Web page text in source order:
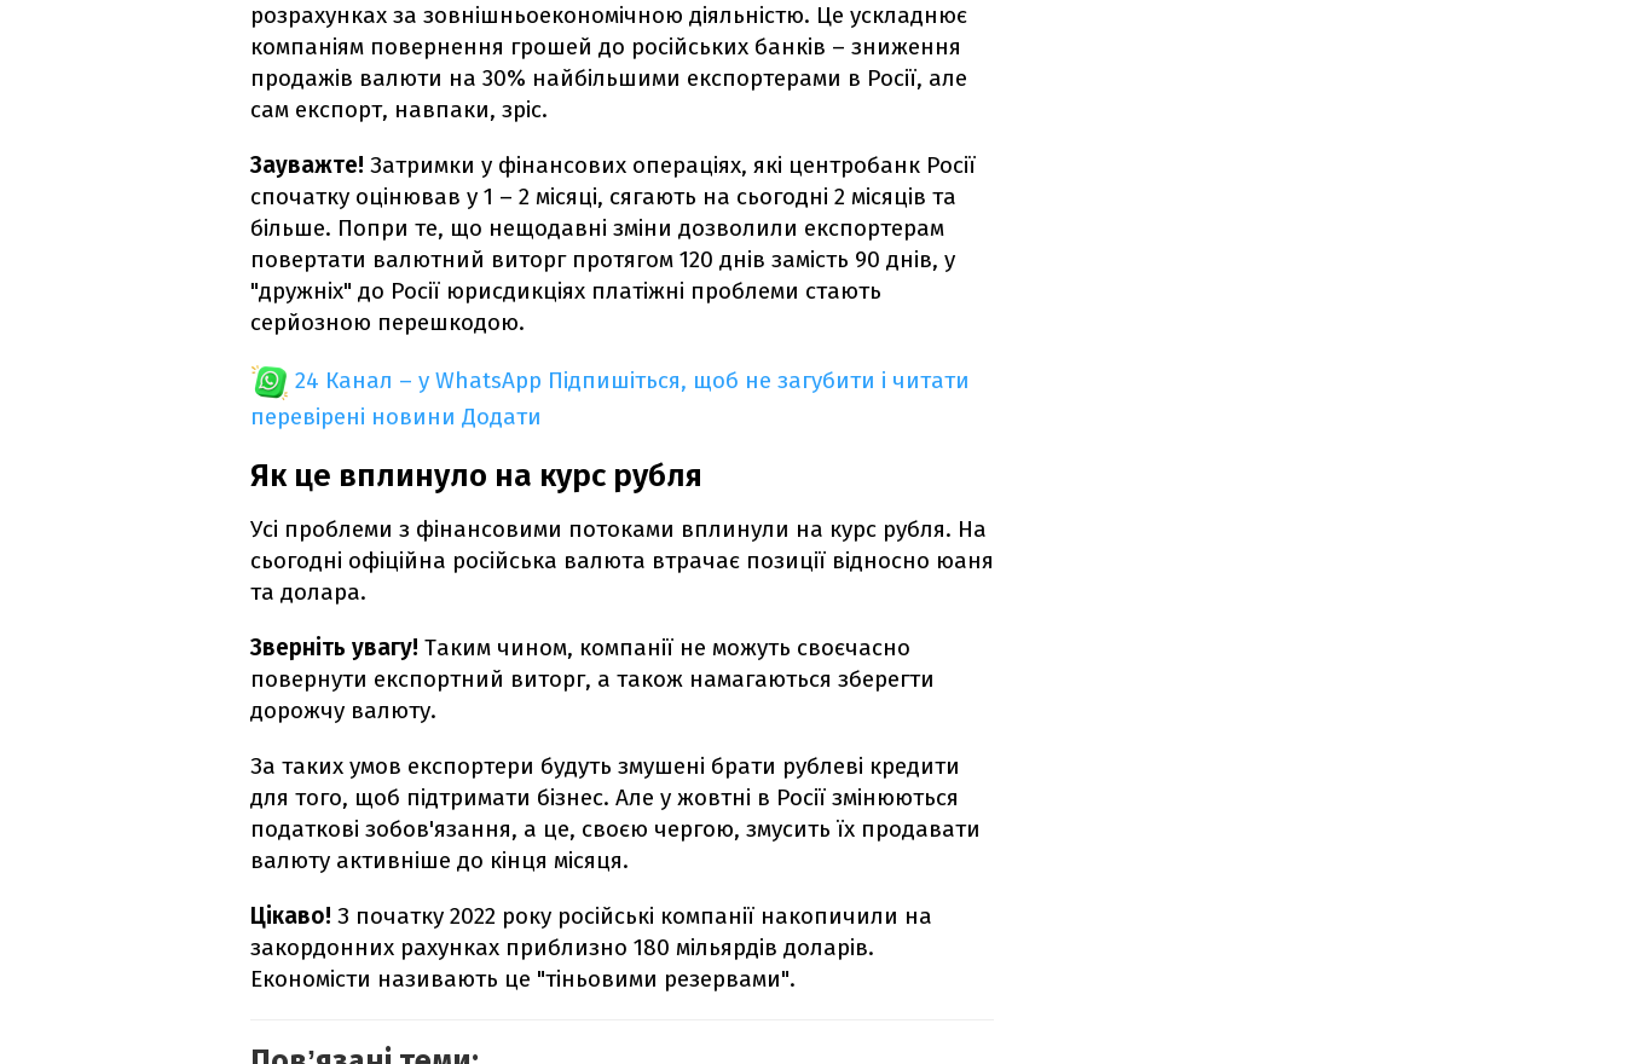
розрахунках за зовнішньоекономічною діяльністю. Це ускладнює
компаніям повернення грошей до російських банків – зниження
продажів валюти на 30% найбільшими експортерами в Росії, але
сам експорт, навпаки, зріс.
Зауважте! Затримки у фінансових операціях, які центробанк Росії
спочатку оцінював у 1 – 2 місяці, сягають на сьогодні 2 місяців та
більше. Попри те, що нещодавні зміни дозволили експортерам
повертати валютний виторг протягом 120 днів замість 90 днів, у
"дружніх" до Росії юрисдикціях платіжні проблеми стають
серйозною перешкодою.
24 Канал – у WhatsApp Підпишіться, щоб не загубити і читати
перевірені новини Додати
Як це вплинуло на курс рубля
Усі проблеми з фінансовими потоками вплинули на курс рубля. На
сьогодні офіційна російська валюта втрачає позиції відносно юаня
та долара.
Зверніть увагу! Таким чином, компанії не можуть своєчасно
повернути експортний виторг, а також намагаються зберегти
дорожчу валюту.
За таких умов експортери будуть змушені брати рублеві кредити
для того, щоб підтримати бізнес. Але у жовтні в Росії змінюються
податкові зобов'язання, а це, своєю чергою, змусить їх продавати
валюту активніше до кінця місяця.
Цікаво! З початку 2022 року російські компанії накопичили на
закордонних рахунках приблизно 180 мільярдів доларів.
Економісти називають це "тіньовими резервами".